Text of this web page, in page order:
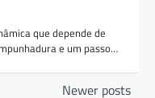
que depende de
e um passo…
Newer posts